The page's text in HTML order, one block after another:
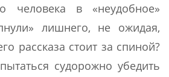
человека в «неудобное»
лишнего, не ожидая,
рассказа стоит за спиной?
судорожно убедить